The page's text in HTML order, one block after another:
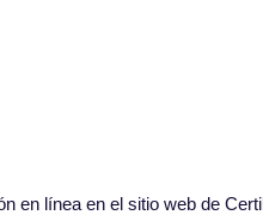
en línea en el sitio web de